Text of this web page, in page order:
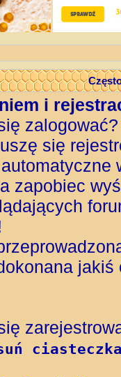
i
zalogować?
się
zapobiec